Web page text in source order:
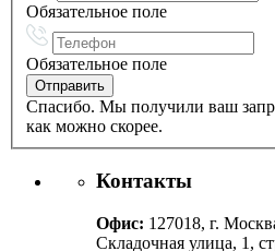
Обязательное поле
Обязательное поле
Спасибо. Мы получили ваш
как можно скорее.
Контакты
Офис: 127018, г.
Складочная улица, 1,